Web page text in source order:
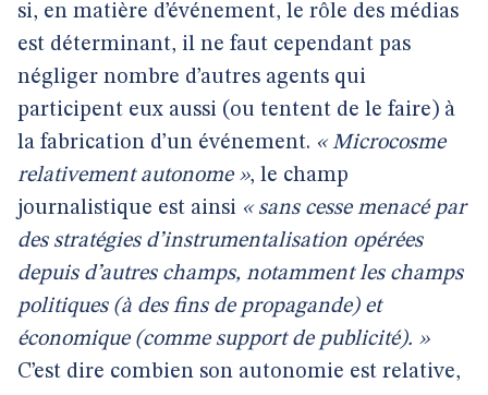
si, en matière d’événement, le rôle des médias
est déterminant, il ne faut cependant pas
négliger nombre d’autres agents qui
participent eux aussi (ou tentent de le faire) à
la fabrication d’un événement. « Microcosme
relativement autonome », le champ
journalistique est ainsi « sans cesse menacé par
des stratégies d’instrumentalisation opérées
depuis d’autres champs, notamment les champs
politiques (à des fins de propagande) et
économique (comme support de publicité). »
C’est dire combien son autonomie est relative,